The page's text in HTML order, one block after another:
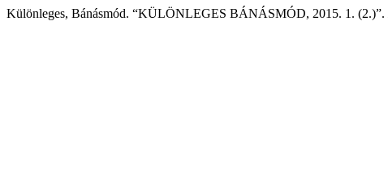
Különleges, Bánásmód. “KÜLÖNLEGES BÁNÁSMÓD, 2015. 1. (2.)”.